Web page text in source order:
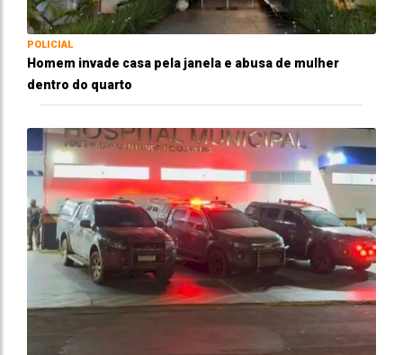
POLICIAL
Homem invade casa pela janela e abusa de mulher
dentro do quarto